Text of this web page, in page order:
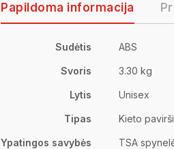
Papildoma informacija
Sudėtis ABS
Svoris 3.30 kg
Lytis Unisex
Tipas Kieto
Ypatingos savybės TSA